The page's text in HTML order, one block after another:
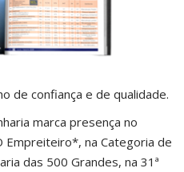
de confiança e de qualidade.
marca presença no
Empreiteiro*, na Categoria de
das 500 Grandes, na 31ª